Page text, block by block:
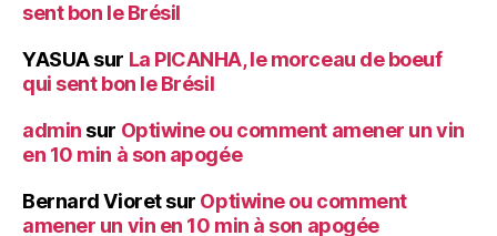
sent bon le Brésil
YASUAsur La PICANHA, le morceau de boeuf
qui sent bon le Brésil
admin sur Optiwine ou comment amener un vin
en 10 min à son apogée
Bernard Vioretsur Optiwine ou comment
amener un vin en 10 min à son apogée